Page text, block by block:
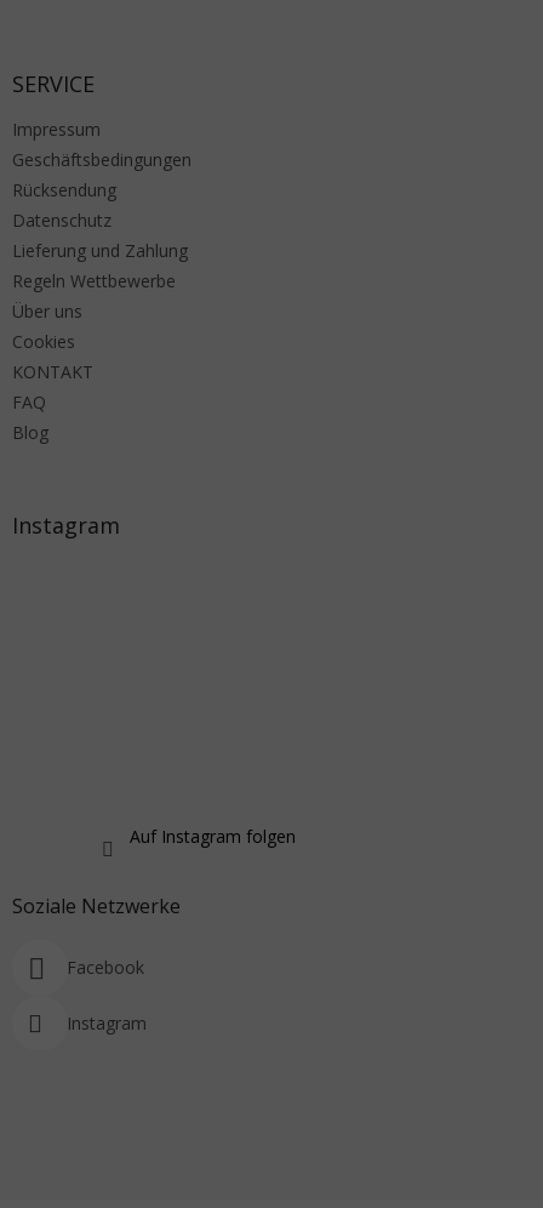
SERVICE
Impressum
Geschäftsbedingungen
Rücksendung
Datenschutz
Lieferung und Zahlung
Regeln Wettbewerbe
Über uns
Cookies
KONTAKT
FAQ
Blog
Instagram
Auf Instagram folgen
Soziale Netzwerke
Facebook
Instagram